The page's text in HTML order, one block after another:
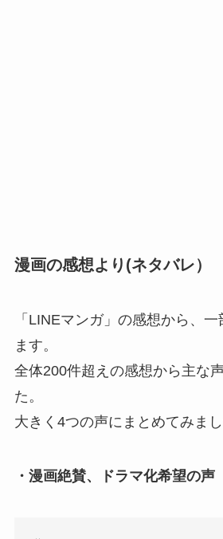
漫画の感想より(ネタバレ）
「LINEマンガ」の感想から、
ます。
全体200件超えの感想から主な
た。
大きく4つの声にまとめてみまし
・漫画絶賛、ドラマ化希望の声